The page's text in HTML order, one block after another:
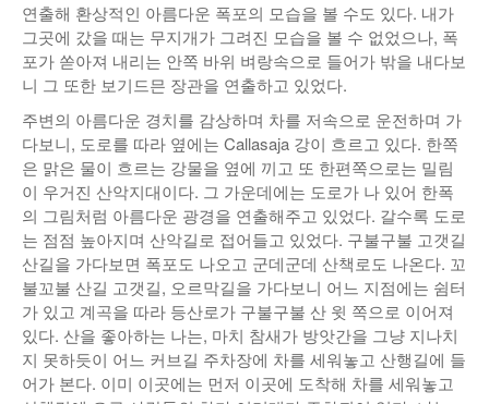
연출해 환상적인 아름다운 폭포의 모습을 볼 수도 있다. 내가
그곳에 갔을 때는 무지개가 그려진 모습을 볼 수 없었으나, 폭
포가 쏟아져 내리는 안쪽 바위 벼랑속으로 들어가 밖을 내다보
니 그 또한 보기드믄 장관을 연출하고 있었다.
주변의 아름다운 경치를 감상하며 차를 저속으로 운전하며 가
다보니, 도로를 따라 옆에는 Callasaja 강이 흐르고 있다. 한쪽
은 맑은 물이 흐르는 강물을 옆에 끼고 또 한편쪽으로는 밀림
이 우거진 산악지대이다. 그 가운데에는 도로가 나 있어 한폭
의 그림처럼 아름다운 광경을 연출해주고 있었다. 갈수록 도로
는 점점 높아지며 산악길로 접어들고 있었다. 구불구불 고갯길
산길을 가다보면 폭포도 나오고 군데군데 산책로도 나온다. 꼬
불꼬불 산길 고갯길, 오르막길을 가다보니 어느 지점에는 쉼터
가 있고 계곡을 따라 등산로가 구불구불 산 윗 쪽으로 이어져
있다. 산을 좋아하는 나는, 마치 참새가 방앗간을 그냥 지나치
지 못하듯이 어느 커브길 주차장에 차를 세워놓고 산행길에 들
어가 본다. 이미 이곳에는 먼저 이곳에 도착해 차를 세워놓고